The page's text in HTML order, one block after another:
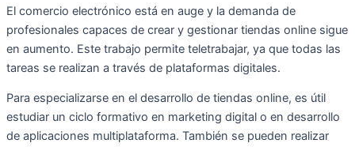
El comercio electrónico está en auge y la demanda de
profesionales capaces de crear y gestionar tiendas online sigue
en aumento. Este trabajo permite teletrabajar, ya que todas las
tareas se realizan a través de plataformas digitales.
Para especializarse en el desarrollo de tiendas online, es útil
estudiar un ciclo formativo en marketing digital o en desarrollo
de aplicaciones multiplataforma. También se pueden realizar